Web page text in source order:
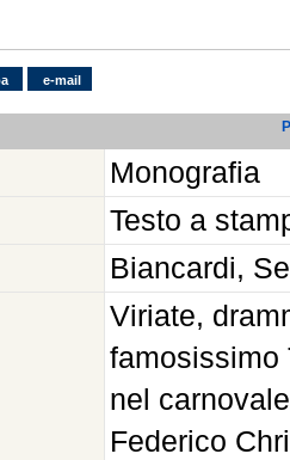
e-mail
Monografia
Testo a
Biancardi,
Viriate,
famosissimo
nel
Federico